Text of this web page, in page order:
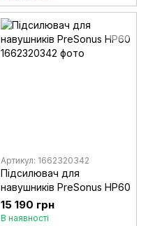
Артикул: 1662320342
Підсилювач для
навушників PreSonus HP60
15 190 грн
В наявності